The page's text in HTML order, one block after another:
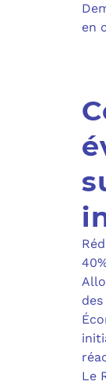
en
Le